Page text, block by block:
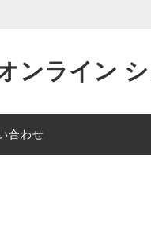
ンライン
英雄伝説 空の軌跡
エリオット・クレイグ
合わせ